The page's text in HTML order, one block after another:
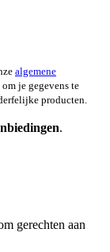
algemene
om je gegevens te
producten.
.
gerechten aan